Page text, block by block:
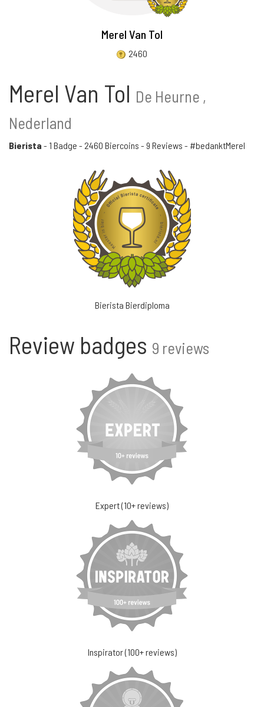
Merel Van Tol
2460
Merel Van Tol De Heurne ,
Nederland
Bierista - 1 Badge - 2460 Biercoins - 9 Reviews - #bedanktMerel
Bierista Bierdiploma
Review badges 9 reviews
Expert (10+ reviews)
Inspirator (100+ reviews)